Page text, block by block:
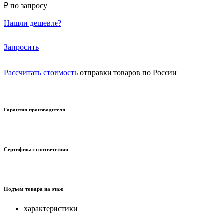
₽ по запросу
Нашли дешевле?
Запросить
Рассчитать стоимость отправки товаров по России
Гарантия производителя
Сертификат соответствия
Подъем товара на этаж
характеристики